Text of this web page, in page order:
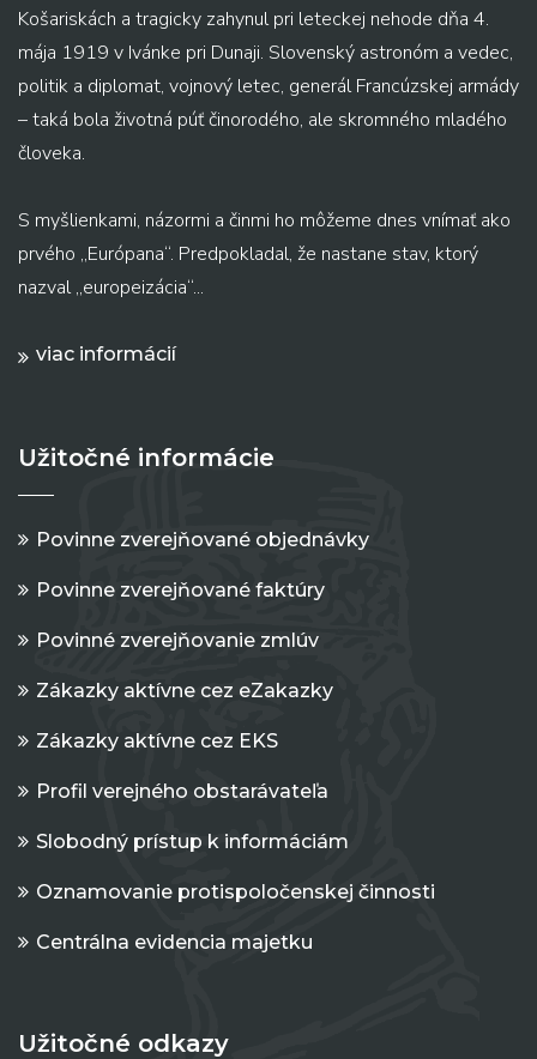
Košariskách a tragicky zahynul pri leteckej nehode dňa 4.
mája 1919 v Ivánke pri Dunaji. Slovenský astronóm a vedec,
politik a diplomat, vojnový letec, generál Francúzskej armády
– taká bola životná púť činorodého, ale skromného mladého
človeka.
S myšlienkami, názormi a činmi ho môžeme dnes vnímať ako
prvého „Európana“. Predpokladal, že nastane stav, ktorý
nazval „europeizácia“...
viac informácií
Užitočné informácie
Povinne zverejňované objednávky
Povinne zverejňované faktúry
Povinné zverejňovanie zmlúv
Zákazky aktívne cez eZakazky
Zákazky aktívne cez EKS
Profil verejného obstarávateľa
Slobodný prístup k informáciám
Oznamovanie protispoločenskej činnosti
Centrálna evidencia majetku
Užitočné odkazy